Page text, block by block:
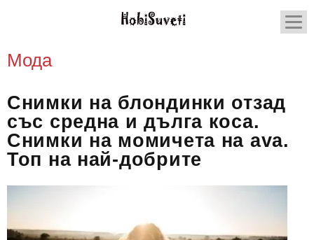
Мода
Снимки на блондинки отзад
със средна и дълга коса.
Снимки на момичета на ava.
Топ на най-добрите